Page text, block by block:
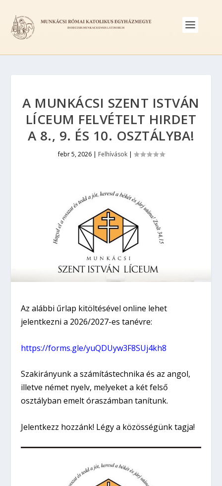
A MUNKÁCSI SZENT ISTVÁN
LÍCEUM FELVÉTELT HIRDET
A 8., 9. ÉS 10. OSZTÁLYBA!
febr 5, 2026| Felhívások|
Az alábbi űrlap kitöltésével online lehet
jelentkezni a 2026/2027-es tanévre:
https://forms.gle/yuQDUyw3F8SUj4kh8
Szakirányunk a számítástechnika és az angol,
illetve német nyelv, melyeket a két felső
osztályban emelt óraszámban tanítunk.
Jelentkezz hozzánk! Légy a közösségünk tagja!